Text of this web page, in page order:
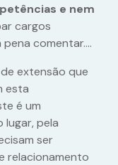
e nem
cargos
comentar….
extensão que
esta
é um
lugar, pela
ser
relacionamento